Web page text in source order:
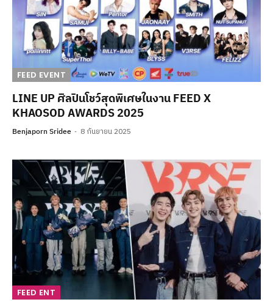
FEED EVENT
LINE UP ศิลปินโชว์สุดพิเศษในงาน FEED X
KHAOSOD AWARDS 2025
Benjaporn Sridee 8 กันยายน 2025
FEED ENT